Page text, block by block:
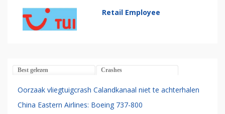
Retail Employee
Best gelezen Crashes
Oorzaak vliegtuigcrash Calandkanaal niet te achterhalen
China Eastern Airlines: Boeing 737-800